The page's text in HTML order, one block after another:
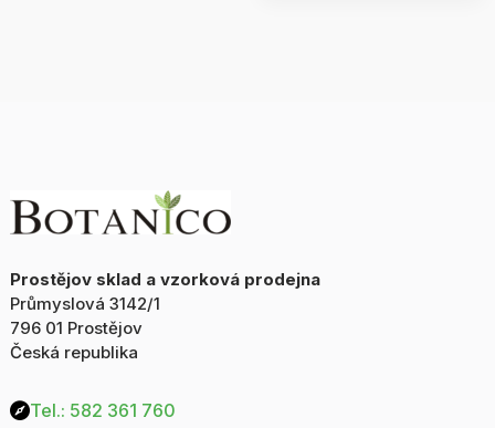
Prostějov sklad a vzorková prodejna
Průmyslová 3142/1
796 01 Prostějov
Česká republika
Tel.: 582 361 760